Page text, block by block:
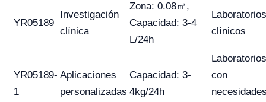
YR05189
Investigación
clínica
Zona: 0.08㎡,
Capacidad: 3-4
L/24h
Laboratorios
clínicos
YR05189-
1
Aplicaciones
personalizadas
Capacidad: 3-
4kg/24h
Laboratorios
con